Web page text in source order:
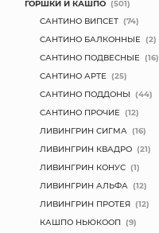
ГОРШКИ И КАШПО (501)
САНТИНО ВИПСЕТ (74)
САНТИНО БАЛКОННЫЕ (2)
САНТИНО ПОДВЕСНЫЕ (16)
САНТИНО АРТЕ (25)
САНТИНО ПОДДОНЫ (44)
САНТИНО ПРОЧИЕ (12)
ЛИВИНГРИН СИГМА (16)
ЛИВИНГРИН КВАДРО (21)
ЛИВИНГРИН КОНУС (1)
ЛИВИНГРИН АЛЬФА (12)
ЛИВИНГРИН ПРОТЕЯ (12)
КАШПО НЬЮКООП (9)